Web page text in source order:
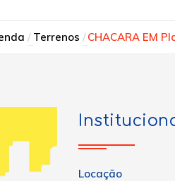
Terrenos CHACARA EM
Locação